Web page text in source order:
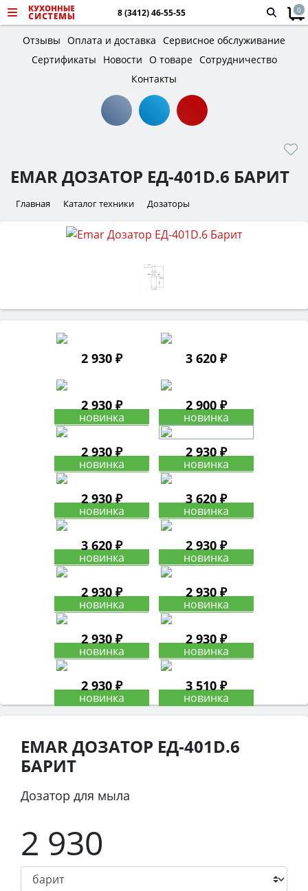
8 (3412) 46-55-55 0
Отзывы Оплата и доставка Сервисное обслуживание
Сертификаты
Новости О товаре Сотрудничество
Контакты
EMAR ДОЗАТОР ЕД-401D.6 БАРИТ
Главная Каталог техники Дозаторы
2 930 ₽ 3 620 ₽
2 930 ₽ 2 900 ₽
2 930 ₽ 2 930 ₽
2 930 ₽ 3 620 ₽
3 620 ₽ 2 930 ₽
2 930 ₽ 2 930 ₽
2 930 ₽ 2 930 ₽
2 930 ₽ 3 510 ₽
EMAR ДОЗАТОР ЕД-401D.6
БАРИТ
Дозатор для мыла
2 930